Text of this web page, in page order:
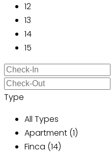
12
13
14
15
Type
All Types
Apartment (1)
Finca (14)